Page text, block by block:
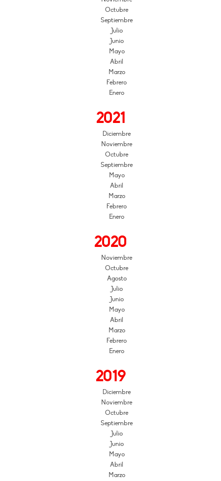
Octubre
Septiembre
Julio
Junio
Mayo
Abril
Marzo
Febrero
Enero
2021
Diciembre
Noviembre
Octubre
Septiembre
Mayo
Abril
Marzo
Febrero
Enero
2020
Noviembre
Octubre
Agosto
Julio
Junio
Mayo
Abril
Marzo
Febrero
Enero
2019
Diciembre
Noviembre
Octubre
Septiembre
Julio
Junio
Mayo
Abril
Marzo